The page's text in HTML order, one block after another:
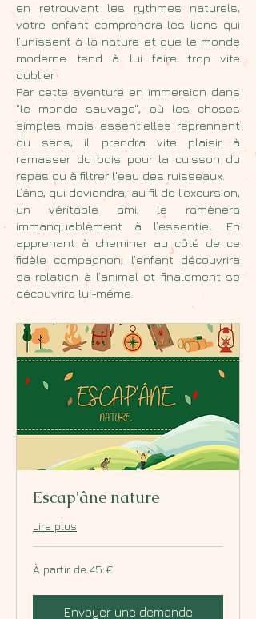
en retrouvant les rythmes naturels,
votre enfant comprendra les liens qui
l’unissent à la nature et que le monde
moderne tend à lui faire trop vite
oublier.
Par cette aventure en immersion dans
"le monde sauvage", où les choses
simples mais essentielles reprennent
du sens, il prendra vite plaisir à
ramasser du bois pour la cuisson du
repas ou à filtrer l'eau des ruisseaux.
L’âne, qui deviendra, au fil de l’excursion,
un véritable ami, le ramènera
immanquablement à l’essentiel. En
apprenant à cheminer au côté de ce
fidèle compagnon, l’enfant découvrira
sa relation à l’animal et finalement se
découvrira lui-même.
Escap'âne nature
Lire plus
À
partir
À partir de 45 €
Envoyer une demande